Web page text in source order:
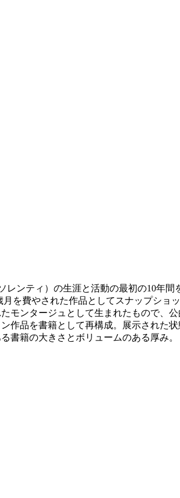
ンティ）の生涯と活動の最初の10年
を費やされた作品としてスナップショ
ンタージュとして生まれたもので、
品を書籍として再構成。展示された
籍の大きさとボリュームのある厚み。